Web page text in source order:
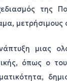
της
μετρήσιμους
μιας
όπως ο